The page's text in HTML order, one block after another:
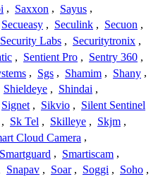
, Saxxon , Sayus ,
Secueasy , Seculink , Secuon ,
Security Labs , Securitytronix ,
, Sentient Pro , Sentry 360 ,
, Sgs , Shamim , Shany ,
Shieldeye , Shindai ,
Signet , Sikvio , Silent Sentinel
, Sk Tel , Skilleye , Skjm ,
Cloud Camera ,
Smartguard , Smartiscam ,
Snapav , Soar , Soggi , Soho ,